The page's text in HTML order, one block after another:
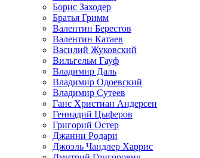
Борис Заходер
Братья Гримм
Валентин Берестов
Валентин Катаев
Василий Жуковский
Вильгельм Гауф
Владимир Даль
Владимир Одоевский
Владимир Сутеев
Ганс Христиан Андерсен
Геннадий Цыферов
Григорий Остер
Джанни Родари
Джоэль Чандлер Харрис